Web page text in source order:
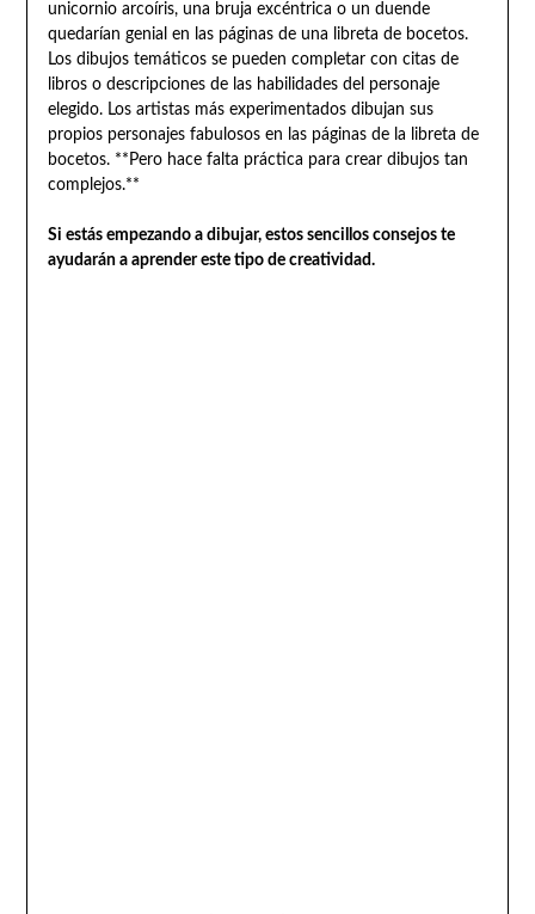
unicornio arcoíris, una bruja excéntrica o un duende
quedarían genial en las páginas de una libreta de bocetos.
Los dibujos temáticos se pueden completar con citas de
libros o descripciones de las habilidades del personaje
elegido. Los artistas más experimentados dibujan sus
propios personajes fabulosos en las páginas de la libreta de
bocetos. **Pero hace falta práctica para crear dibujos tan
complejos.**
Si estás empezando a dibujar, estos sencillos consejos te
ayudarán a aprender este tipo de creatividad.